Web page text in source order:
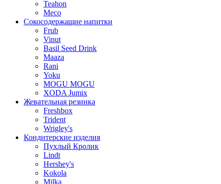
Teahon
Meco
Сокосодержащие напитки
Frub
Vinut
Basil Seed Drink
Maaza
Rani
Yoku
MOGU MOGU
XODA Jumix
Жевательная резинка
Freshbox
Trident
Wrigley's
Кондитерские изделия
Пухлый Кролик
Lindt
Hershey's
Kokola
Milka